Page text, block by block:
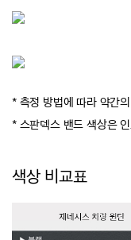
* 측정 방법에 따라 약간
* 스판덱스 밴드 색상은
색상 비교표